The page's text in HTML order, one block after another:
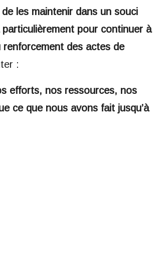
les maintenir dans un souci
pour continuer à
des actes de
:
efforts, nos ressources, nos
ce que nous avons fait jusqu’à